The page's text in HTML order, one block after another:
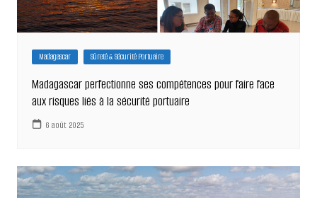
Madagascar Sûreté & Sécurité Portuaire
Madagascar perfectionne ses compétences pour faire face
aux risques liés à la sécurité portuaire
6 août 2025